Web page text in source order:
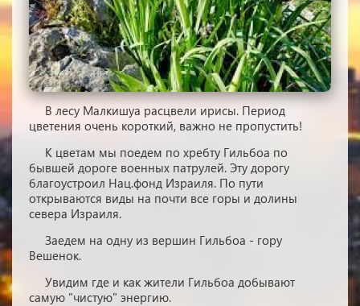
В лесу Малкишуа расцвели ирисы. Период
цветения очень короткий, важно не пропустить!
К цветам мы поедем по хребту Гильбоа по
бывшей дороге военных патрулей. Эту дорогу
благоустроил Нац.фонд Израиля. По пути
открываются виды на почти все горы и долины
севера Израиля.
Заедем на одну из вершин Гильбоа - гору
Вешенок.
Увидим где и как жители Гильбоа добывают
самую "чистую" энергию.